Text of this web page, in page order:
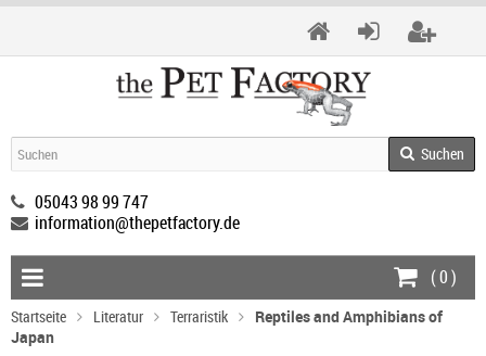
Suchen
05043 98 99 747
information@thepetfactory.de
(0)
Startseite Literatur Terraristik
Reptiles and Amphibians of
Japan